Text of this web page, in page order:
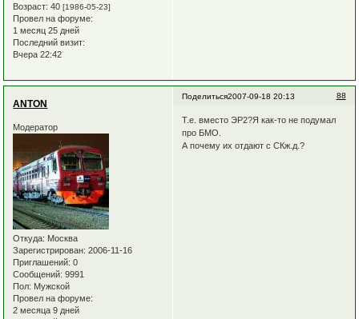
Возраст: 40[1986-05-23]
Провел на форуме:
1 месяц 25 дней
Последний визит:
Вчера 22:42
Поделиться 88
2007-09-18 20:13
ANTON
Модератор
Откуда: Москва
Зарегистрирован: 2006-11-16
Приглашений: 0
Сообщений: 9991
Пол: Мужской
Провел на форуме:
2 месяца 9 дней
Т.е. вместо ЭР2?Я как-то не подумал
про БМО.
А почему их отдают с СКж.д.?